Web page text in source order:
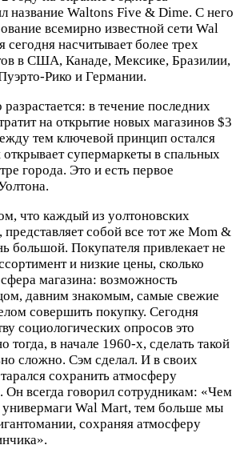
название Waltons Five & Dime. С него
всемирно известной сети Wal
сегодня насчитывает более трех
в США, Канаде, Мексике, Бразилии,
Рико и Германии.
в течение последних
на открытие новых магазинов $3
тем ключевой принцип остался
супермаркеты в спальных
города. Это и есть первое
что каждый из уолтоновских
представляет собой все тот же Mom &
большой. Покупателя привлекает не
и низкие цены, сколько
магазина: возможность
давним знакомым, самые свежие
совершить покупку. Сегодня
социологических опросов это
тогда, в начале 1960-х, сделать такой
сложно. Сэм сделал. И в своих
сохранить атмосферу
Он всегда говорил сотрудникам: «Чем
универмаги Wal Mart, тем больше мы
сохраняя атмосферу